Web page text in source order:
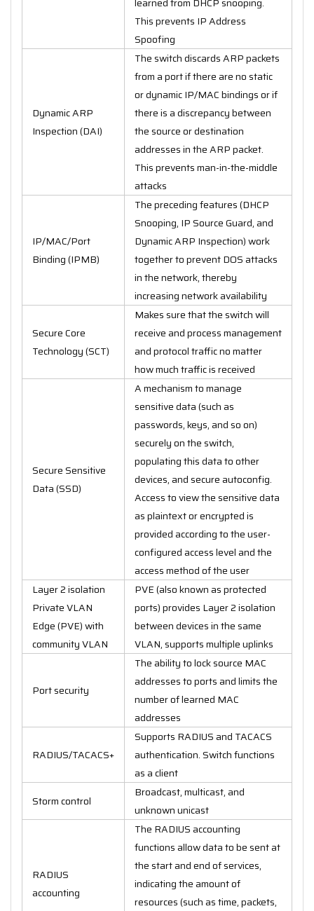
This prevents IP Address
Spoofing
Dynamic ARP
Inspection (DAI)
The switch discards ARP packets
from a port if there are no static
or dynamic IP/MAC bindings or if
there is a discrepancy between
the source or destination
addresses in the ARP packet.
This prevents man-in-the-middle
attacks
IP/MAC/Port
Binding (IPMB)
The preceding features (DHCP
Snooping, IP Source Guard, and
Dynamic ARP Inspection) work
together to prevent DOS attacks
in the network, thereby
increasing network availability
Secure Core
Technology (SCT)
Makes sure that the switch will
receive and process management
and protocol traffic no matter
how much traffic is received
Secure Sensitive
Data (SSD)
A mechanism to manage
sensitive data (such as
passwords, keys, and so on)
securely on the switch,
populating this data to other
devices, and secure autoconfig.
Access to view the sensitive data
as plaintext or encrypted is
provided according to the user-
configured access level and the
access method of the user
Layer 2 isolation
Private VLAN
Edge (PVE) with
community VLAN
PVE (also known as protected
ports) provides Layer 2 isolation
between devices in the same
VLAN, supports multiple uplinks
Port security
The ability to lock source MAC
addresses to ports and limits the
number of learned MAC
addresses
RADIUS/TACACS+
Supports RADIUS and TACACS
authentication. Switch functions
as a client
Storm control
Broadcast, multicast, and
unknown unicast
RADIUS
accounting
The RADIUS accounting
functions allow data to be sent at
the start and end of services,
indicating the amount of
resources (such as time, packets,